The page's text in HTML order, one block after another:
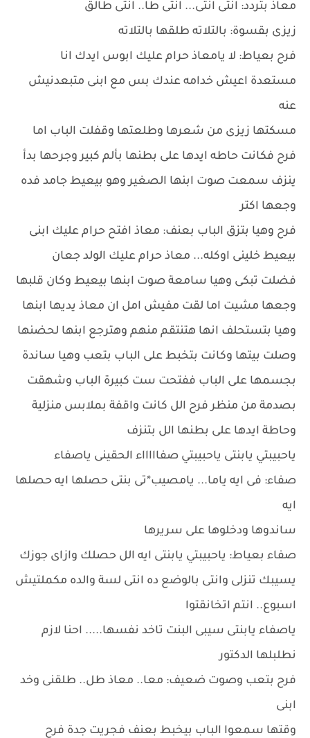
معاذ بتردد: انتى انتى... انتى طا.. انتى طالق
زيزى بقسوة: بالتلاته طلقها بالتلاته
فرح بعياط: لا يامعاذ حرام عليك ابوس ايدك انا
مستعدة اعيش خدامه عندك بس مع ابنى متبعدنيش
عنه
مسكتها زيزى من شعرها وطلعتها وقفلت الباب اما
فرح فكانت حاطه ايدها على بطنها بألم كبير وجرحها بدأ
ينزف سمعت صوت ابنها الصغير وهو بيعيط جامد فده
وجعها اكتر
فرح وهيا بتزق الباب بعنف: معاذ افتح حرام عليك ابنى
بيعيط خلينى اوكله... معاذ حرام عليك الولد جعان
فضلت تبكى وهيا سامعة صوت ابنها بيعيط وكان قلبها
وجعها مشيت اما لقت مفيش امل ان معاذ يديها ابنها
وهيا بتستحلف انها هتنتقم منهم وهترجع ابنها لحضنها
وصلت بيتها وكانت بتخبط على الباب بتعب وهيا ساندة
بجسمها على الباب ففتحت ست كبيرة الباب وشهقت
بصدمة من منظر فرح الل كانت واقفة بملابس منزلية
وحاطة ايدها على بطنها الل بتنزف
ياحبيبتي يابنتى ياحبيبتي صفاااااء الحقينى ياصفاء
صفاء: فى ايه ياما... يامصيب*تى بنتى حصلها ايه حصلها
ايه
ساندوها ودخلوها على سريرها
صفاء بعياط: ياحبيبتي يابنتى ايه الل حصلك وازاى جوزك
يسيبك تنزلى وانتى بالوضع ده انتى لسة والده مكملتيش
اسبوع.. انتم اتخانقتوا
ياصفاء يابنتى سيبى البنت تاخد نفسها..... احنا لازم
نطلبلها الدكتور
فرح بتعب وصوت ضعيف: معا.. معاذ طل.. طلقنى وخد
ابنى
وقتها سمعوا الباب بيخبط بعنف فجريت جدة فرح